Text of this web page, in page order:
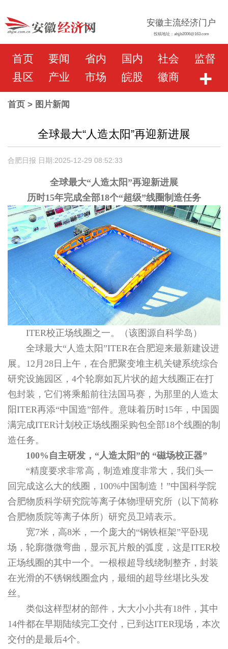
安徽主流经济门户
投稿地址：ahjjb2006@163.com
首页 要闻 省内 国内 社会
监督
县区
产业 市场 皖股 徽商 +
首页> 图片新闻
全球最大“人造太阳”再迎新进展
合肥日报 日期:2025-12-29 08:52:33
全球最大“人造太阳”再迎新进展
历时15年完成全部18个“超级”线圈制造任务
ITER校正场线圈之一。（该图源自科学岛）
全球最大“人造太阳”ITER在合肥迎来最新建设进
展。12月28日上午，在合肥聚变堆主机关键系统综合
研究设施园区，4个轮廓如瓦片状的超大线圈正在打
包封装，它们将乘船前往法国马赛，为那里的人造太
阳ITER再添“中国造”部件。意味着历时15年，中国圆
满完成ITER计划校正场线圈采购包全部18个线圈的制
造任务。
100%自主研发，“人造太阳”的 “磁场校正器”
“精度要求非常高，制造难度非常大，我们头一
回完成这么大的线圈，100%中国制造！”中国科学院
合肥物质科学研究院等离子体物理研究所（以下简称
合肥物质院等离子体所）研究员卫靖表示。
宽7米，高8米，一个庞大的“钢铁框架”平卧现
场，轮廓微微弯曲，显示瓦片般的弧度，这是ITER校
正场线圈的其中一个。一根根超导线绕制整齐，封装
在光滑的不锈钢线圈盒内，最细的超导丝堪比头发
丝。
类似这样型材的部件，大大小小共有18件，其中
14件都在早期陆续完工交付，已到达ITER现场，本次
交付的是最后4个。